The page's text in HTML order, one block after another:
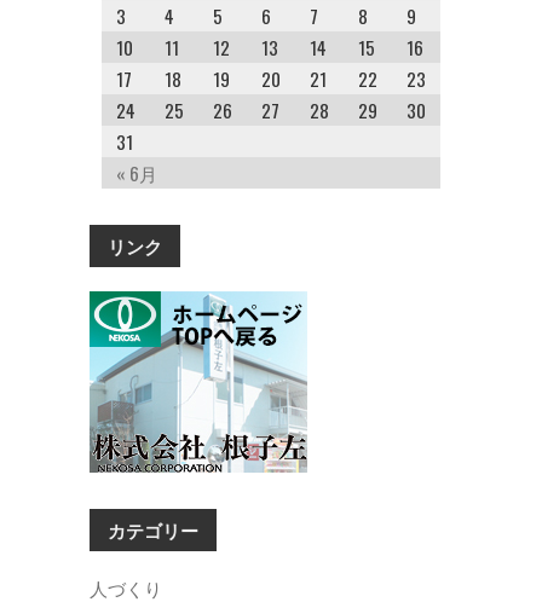
« 6月
3
4 5 6 7 8
9
10
11 12 13 14 15
16
17
18 19 20 21 22
23
24
25 26 27 28 29
30
31
リンク
カテゴリー
人づくり